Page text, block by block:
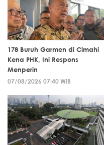
178 Buruh Garmen di Cimahi
Kena PHK, Ini Respons
Menperin
07/08/2026 07:40 WIB